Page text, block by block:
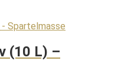
(10 L) –